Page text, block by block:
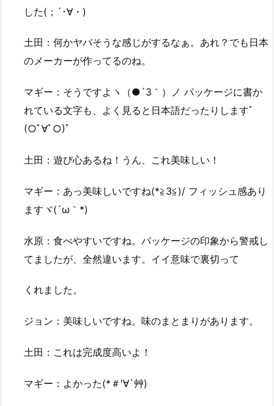
した(；´･∀・)
土田：何かヤバそうな感じがするなぁ。あれ？でも日本
のメーカーが作ってるのね。
マギー：そうですよヽ（●´3｀）ノ パッケージに書か
れている文字も、よく見ると日本語だったりしますﾟ
(○ﾟ∀ﾟ○)ﾟ
土田：遊び心あるね！うん、これ美味しい！
マギー：あっ美味しいですね(*≧3≦)/ フィッシュ感あり
ますヾ(´ω｀*)
水原：食べやすいですね。パッケージの印象から警戒し
てましたが、全然違います。イイ意味で裏切って
くれました。
ジョン：美味しいですね。味のまとまりがあります。
土田：これは完成度高いよ！
マギー：よかった(*＃′∀`艸)